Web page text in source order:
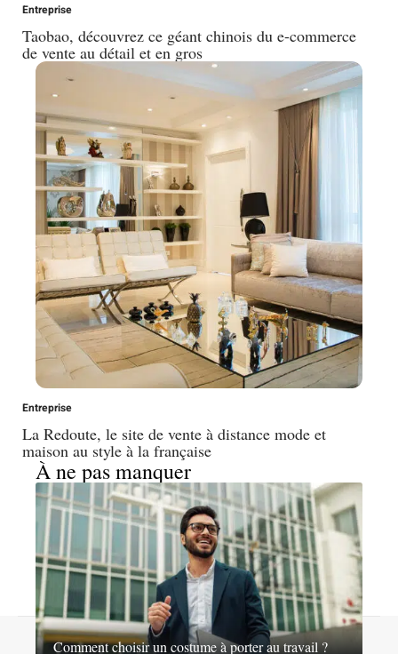
Entreprise
Taobao, découvrez ce géant chinois du e-commerce
de vente au détail et en gros
Entreprise
La Redoute, le site de vente à distance mode et
maison au style à la française
À ne pas manquer
Comment choisir un costume à porter au travail ?
© 2026 | nosideesshopping.fr